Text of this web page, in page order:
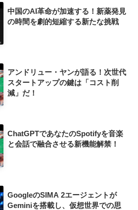
中国のAI革命が加速する！新薬発見
の時間を劇的短縮する新たな挑戦
アンドリュー・ヤンが語る！次世代
スタートアップの鍵は「コスト削
減」だ！
ChatGPTであなたのSpotifyを音楽
と会話で融合させる新機能解禁！
GoogleのSIMA 2エージェントが
Geminiを搭載し、仮想世界での思